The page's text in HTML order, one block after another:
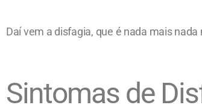
Daí vem a disfagia, que é nada mais nada
Sintomas de